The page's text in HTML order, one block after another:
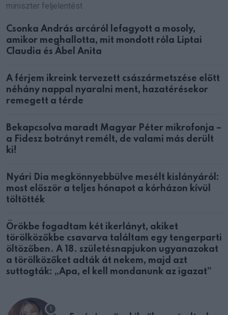
miniszter feljelentést
Csonka András arcáról lefagyott a mosoly,
amikor meghallotta, mit mondott róla Liptai
Claudia és Ábel Anita
A férjem ikreink tervezett császármetszése előtt
néhány nappal nyaralni ment, hazatérésekor
remegett a térde
Bekapcsolva maradt Magyar Péter mikrofonja –
a Fidesz botrányt remélt, de valami más derült
ki!
Nyári Dia megkönnyebbülve mesélt kislányáról:
most először a teljes hónapot a kórházon kívül
töltötték
Örökbe fogadtam két ikerlányt, akiket
törölközőkbe csavarva találtam egy tengerparti
öltözőben. A 18. születésnapjukon ugyanazokat
a törölközőket adták át nekem, majd azt
suttogták: „Apa, el kell mondanunk az igazat”